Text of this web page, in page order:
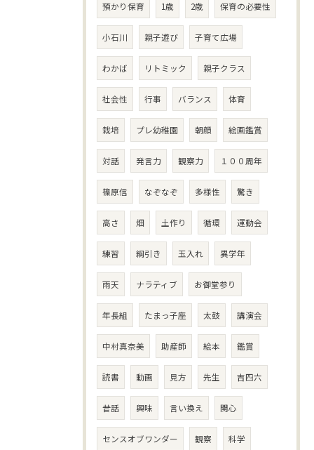
預かり保育 1歳 2歳 保育の必要性
小石川 親子遊び 子育て広場
わかば リトミック 親子クラス
社会性 行事 バランス 体育
栽培 プレ幼稚園 朝顔 絵画鑑賞
対話 発言力 観察力 １００周年
篠原信 なぞなぞ 多様性 驚き
高さ 畑 土作り 循環 運動会
練習 綱引き 玉入れ 異学年
雨天 ナラティブ お御堂参り
年長組 たまっ子座 太鼓 講演会
中村真奈美 助産師 絵本 鑑賞
読書 動画 見方 先生 吉四六
昔話 興味 言い換え 関心
センスオブワンダー 観察 科学